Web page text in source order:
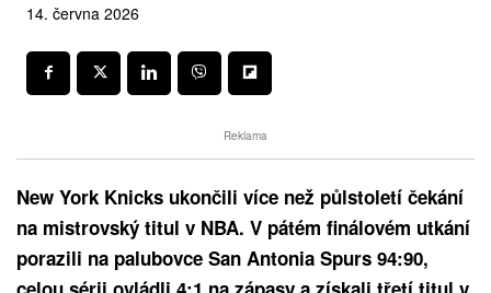
14. června 2026
Reklama
New York Knicks ukončili více než půlstoletí čekání
na mistrovský titul v NBA. V pátém finálovém utkání
porazili na palubovce San Antonia Spurs 94:90,